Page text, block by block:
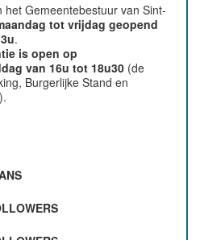
het Gemeentebestuur van Sint-
tot vrijdag geopend
.
is open op
van 16u tot 18u30 (de
Burgerlijke Stand en